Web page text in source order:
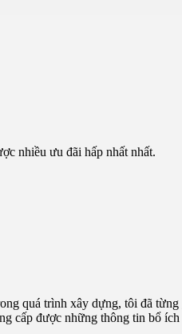
nhiều ưu đãi hấp nhất nhất.
quá trình xây dựng, tôi đã
cấp được những thông tin bổ